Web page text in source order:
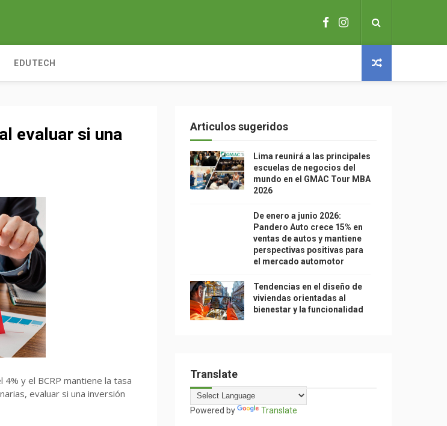
EDUTECH
evaluar si una
y el BCRP mantiene la tasa
evaluar si una inversión
Articulos sugeridos
Lima reunirá a las principales
escuelas de negocios del
mundo en el GMAC Tour MBA
2026
De enero a junio 2026:
Pandero Auto crece 15% en
ventas de autos y mantiene
perspectivas positivas para
el mercado automotor
Tendencias en el diseño de
viviendas orientadas al
bienestar y la funcionalidad
Translate
Powered by Translate